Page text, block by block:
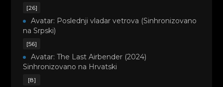
[26]
Avatar: Poslednji vladar vetrova (Sinhronizovano
na Srpski)
[56]
Avatar: The Last Airbender (2024)
Sinhronizovano na Hrvatski
[8]